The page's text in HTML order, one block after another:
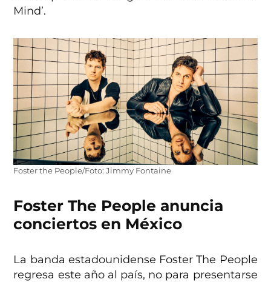
Mind’.
Foster the People/Foto: Jimmy Fontaine
Foster The People anuncia
conciertos en México
La banda estadounidense Foster The People
regresa este año al país, no para presentarse